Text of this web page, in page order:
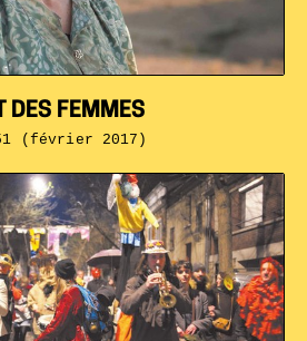
DES FEMMES
(février 2017)